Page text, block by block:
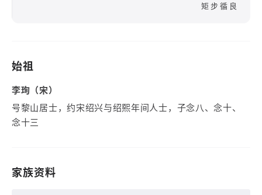
矩步循良
始祖
李珣（宋）
号黎山居士，约宋绍兴与绍熙年间人士，子念八、念十、
念十三
家族资料